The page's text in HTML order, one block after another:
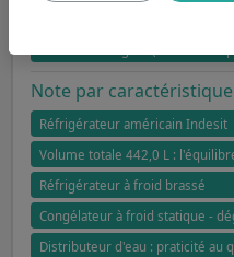
Note par
Réfrigérateur américain Indesit
Volume totale 442,0 L :
Réfrigérateur à froid brassé
Congélateur à froid statique -
Distributeur d'eau : praticité au